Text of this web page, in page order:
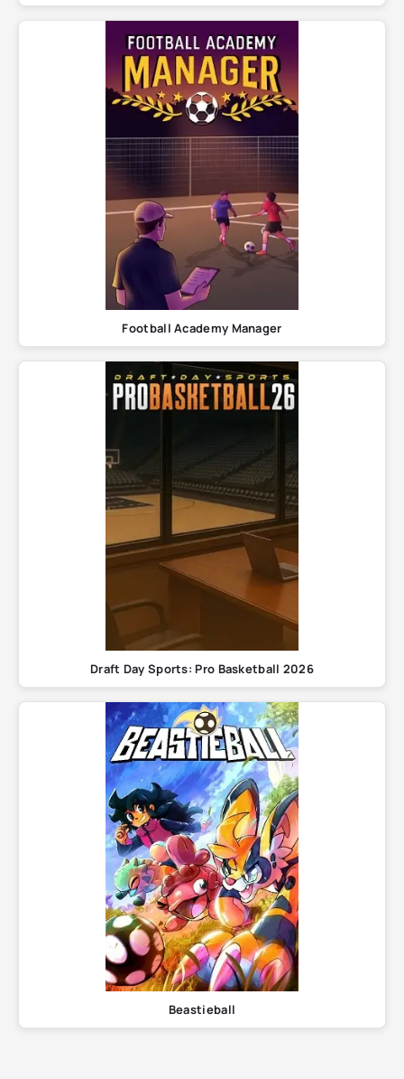
Football Academy Manager
Draft Day Sports: Pro Basketball 2026
Beastieball